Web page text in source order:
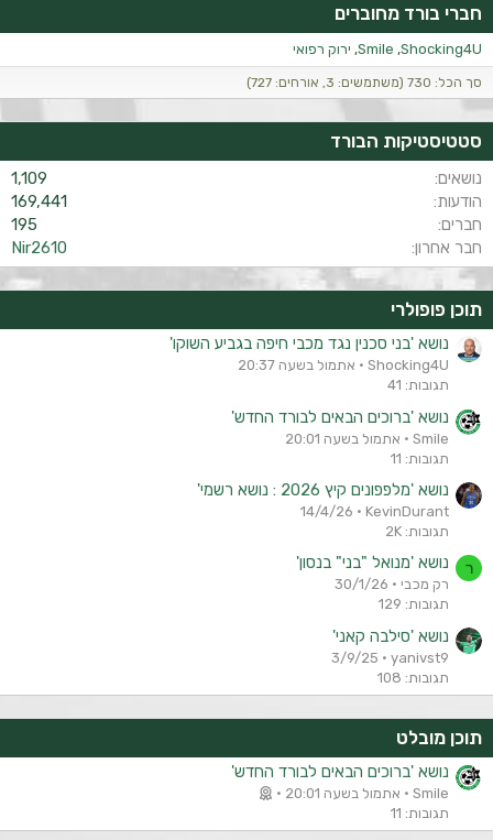
חברי בורד מחוברים
Shocking4U
Smile ירוק רפואי
סך הכל: 730 (משתמשים: 3, אורחים: 727)
סטטיסטיקות הבורד
נושאים
1,109
הודעות
169,441
חברים
195
חבר אחרון
Nir2610
תוכן פופולרי
נושא 'בני סכנין נגד מכבי חיפה בגביע השוקו'
Shocking4U
אתמול בשעה 20:37
תגובות: 41
נושא 'ברוכים הבאים לבורד החדש'
Smile
אתמול בשעה 20:01
תגובות: 11
נושא 'מלפפונים קיץ 2026 : נושא רשמי'
KevinDurant
14/4/26
תגובות: 2K
ר נושא 'מנואל "בני" בנסון'
רק מכבי
30/1/26
תגובות: 129
נושא 'סילבה קאני'
yanivst9
3/9/25
תגובות: 108
תוכן מובלט
נושא 'ברוכים הבאים לבורד החדש'
Smile
אתמול בשעה 20:01
תגובות: 11